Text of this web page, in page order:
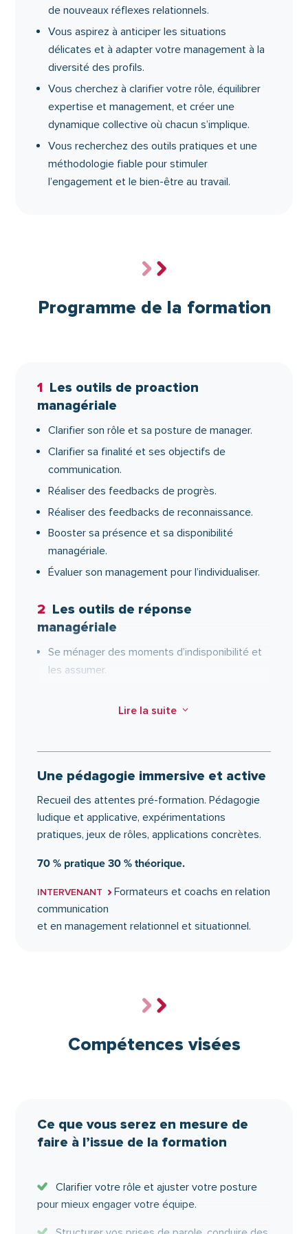
de nouveaux réflexes relationnels.
Vous aspirez à anticiper les situations
délicates et à adapter votre management à la
diversité des profils.
Vous cherchez à clarifier votre rôle, équilibrer
expertise et management, et créer une
dynamique collective où chacun s’implique.
Vous recherchez des outils pratiques et une
méthodologie fiable pour stimuler
l’engagement et le bien-être au travail.
Programme de la formation
1 Les outils de proaction
managériale
Clarifier son rôle et sa posture de manager.
Clarifier sa finalité et ses objectifs de
communication.
Réaliser des feedbacks de progrès.
Réaliser des feedbacks de reconnaissance.
Booster sa présence et sa disponibilité
managériale.
Évaluer son management pour l’individualiser.
2 Les outils de réponse
managériale
Se ménager des moments d’indisponibilité et
les assumer.
Faire grandir son équipe par
Traiter la faute et la différencier de l’erreur.
Gérer l’interférence des problèmes personnels
Lire la suite 3
Une pédagogie immersive et active
Recueil des attentes pré-formation. Pédagogie
ludique et applicative, expérimentations
pratiques, jeux de rôles, applications concrètes.
70 % pratique 30 % théorique.
INTERVENANT Formateurs et coachs en relation
communication
et en management relationnel et situationnel.
Compétences visées
Ce que vous serez en mesure de
faire à l’issue de la formation
Clarifier votre rôle et ajuster votre posture
pour mieux engager votre équipe.